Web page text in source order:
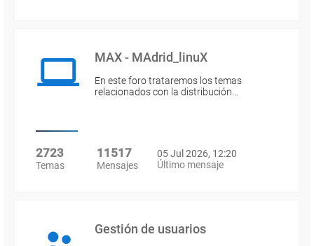
MAX - MAdrid_linuX
En este foro trataremos los temas
relacionados con la distribución…
2723
Temas
11517
Mensajes
05 Jul 2026, 12:20
Último mensaje
Gestión de usuarios